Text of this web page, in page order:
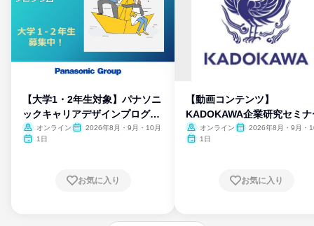
【大学1・2年生対象】パナソニ
ックキャリアデザインプログラ
ム
オンライン
2026年8月・9月・10月
1日
お気に入り
【動画コンテンツ】
KADOKAWA企業研究セミナ
オンライン
2026年8月・9月・
1日
お気に入り